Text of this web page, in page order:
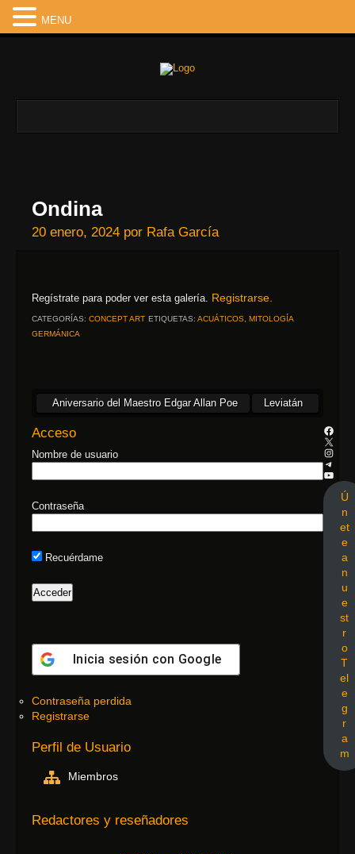
Ondina
20 enero, 2024 por Rafa García
Regístrate para poder ver esta galería. Registrarse.
CATEGORÍAS: CONCEPT ART ETIQUETAS: ACUÁTICOS MITOLOGÍA
GERMÁNICA
Aniversario del Maestro Edgar Allan Poe Leviatán
Acceso
Nombre de usuario
Contraseña
Recuérdame
Inicia sesión con Google
Contraseña perdida
Registrarse
Perfil de Usuario
Miembros
Ú
n
et
e
a
n
u
e
st
r
o
T
el
e
g
r
a
m
Redactores y reseñadores
MENU